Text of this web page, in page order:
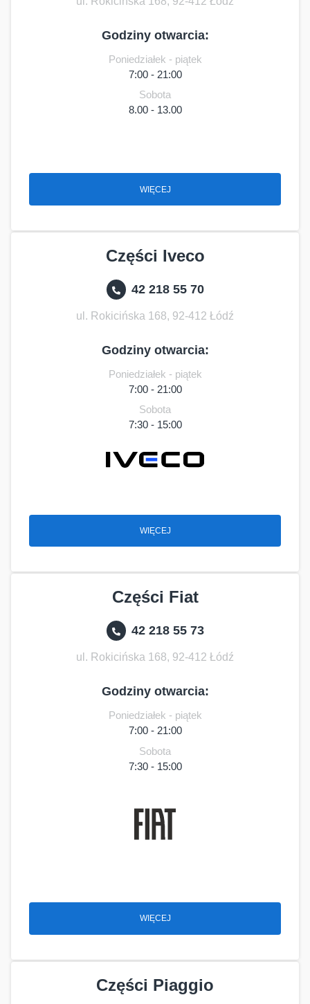
Godziny otwarcia:
Poniedziałek - piątek
7:00 - 21:00
Sobota
8.00 - 13.00
WIĘCEJ
Części Iveco
42 218 55 70
ul. Rokicińska 168, 92-412 Łódź
Godziny otwarcia:
Poniedziałek - piątek
7:00 - 21:00
Sobota
7:30 - 15:00
WIĘCEJ
Części Fiat
42 218 55 73
ul. Rokicińska 168, 92-412 Łódź
Godziny otwarcia:
Poniedziałek - piątek
7:00 - 21:00
Sobota
7:30 - 15:00
WIĘCEJ
Części Piaggio